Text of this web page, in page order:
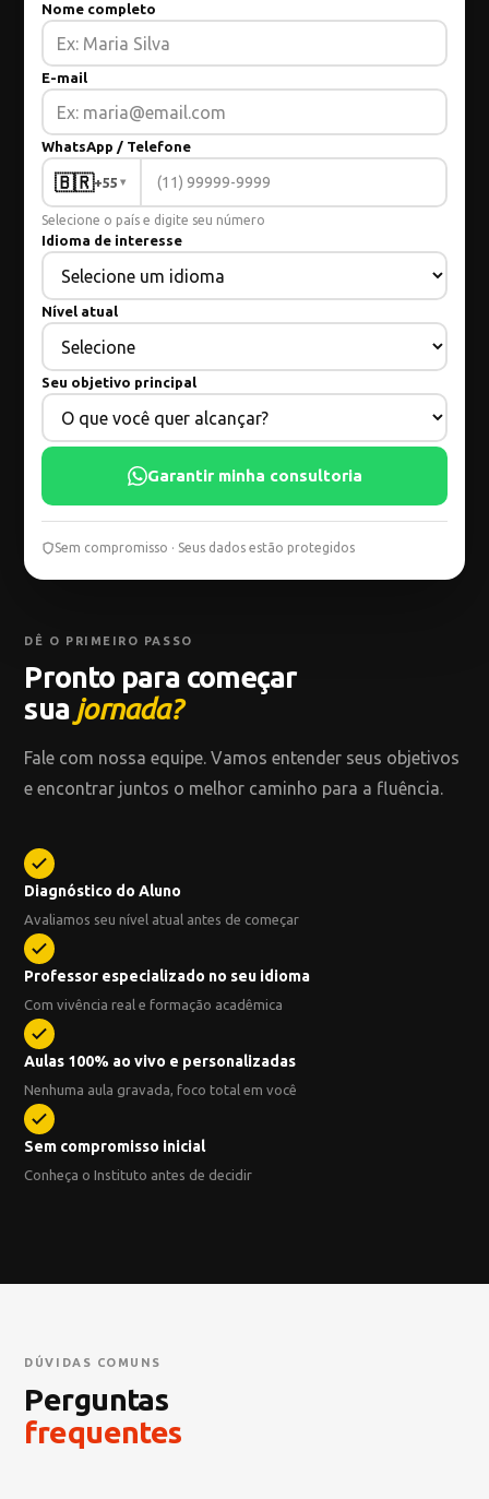
DÊ O PRIMEIRO PASSO
Pronto para começar
sua jornada?
Fale com nossa equipe. Vamos entender seus objetivos
e encontrar juntos o melhor caminho para a fluência.
Diagnóstico do Aluno
Avaliamos seu nível atual antes de começar
Professor especializado no seu idioma
Com vivência real e formação acadêmica
Aulas 100% ao vivo e personalizadas
Nenhuma aula gravada, foco total em você
Sem compromisso inicial
Conheça o Instituto antes de decidir
Nome completo
E-mail
WhatsApp / Telefone
🇧🇷+55 ▾
Selecione o país e digite seu número
Idioma de interesse
Nível atual
Seu objetivo principal
Garantir minha consultoria
Sem compromisso · Seus dados estão protegidos
DÚVIDAS COMUNS
Perguntas
frequentes